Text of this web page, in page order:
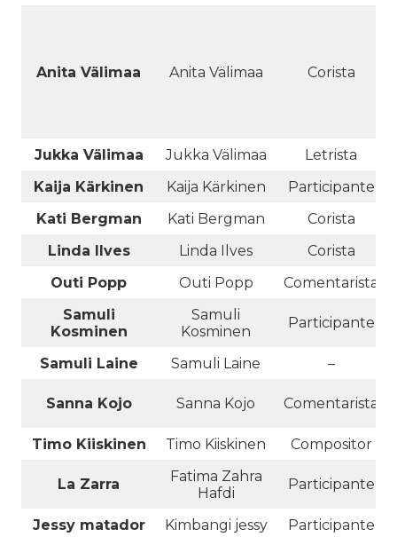
Anita Välimaa Anita Välimaa Corista
Jukka Välimaa Jukka Välimaa
Letrista
Kaija Kärkinen
Kaija Kärkinen
Participante
Kati Bergman
Kati Bergman
Corista
Linda Ilves
Linda Ilves
Corista
Outi Popp
Outi Popp
Comentarista
Samuli
Kosminen
Samuli
Kosminen
Participante
Samuli Laine Samuli Laine –
Sanna Kojo Sanna Kojo Comentarista
Timo Kiiskinen Timo Kiiskinen Compositor
La Zarra
Fatima Zahra
Hafdi
Participante
Jessy matador Kimbangi jessy Participante